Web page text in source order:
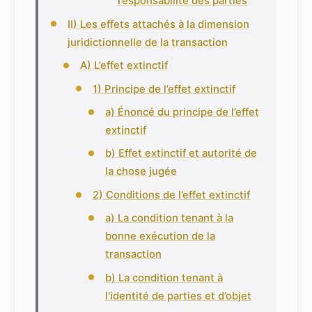
II) Les effets attachés à la dimension
juridictionnelle de la transaction
A) L’effet extinctif
1) Principe de l’effet extinctif
a) Énoncé du principe de l’effet
extinctif
b) Effet extinctif et autorité de
la chose jugée
2) Conditions de l’effet extinctif
a) La condition tenant à la
bonne exécution de la
transaction
b) La condition tenant à
l’identité de parties et d’objet